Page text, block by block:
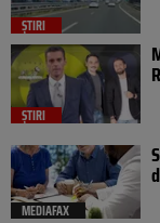
ȘTIRI
ȘTIRI
MEDIAFAX